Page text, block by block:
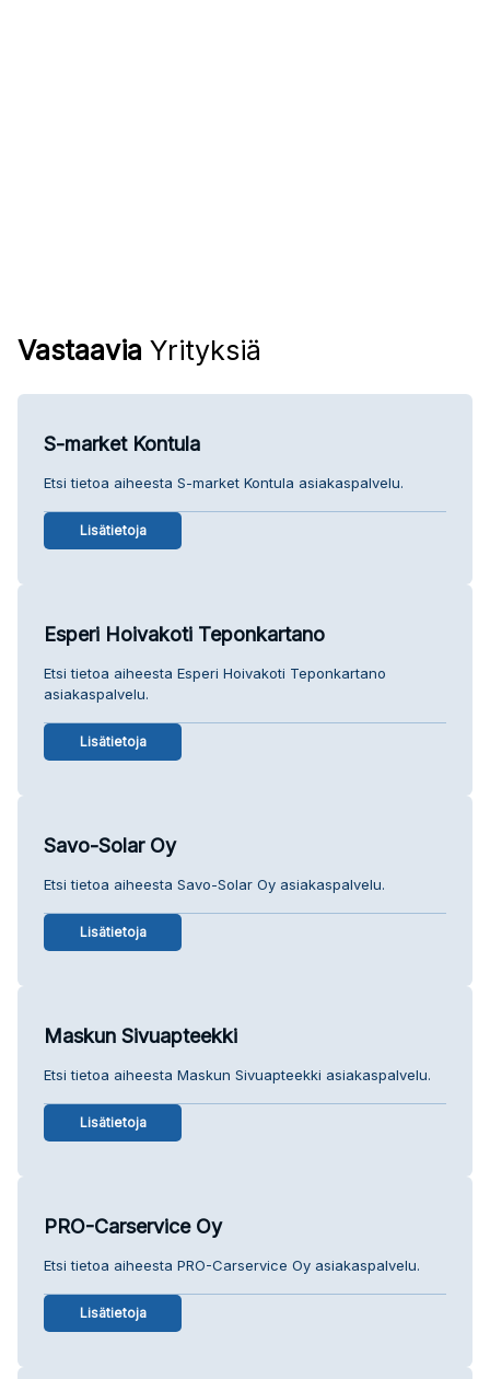
Vastaavia Yrityksiä
S-market Kontula
Etsi tietoa aiheesta S-market Kontula asiakaspalvelu.
Lisätietoja
Esperi Hoivakoti Teponkartano
Etsi tietoa aiheesta Esperi Hoivakoti Teponkartano
asiakaspalvelu.
Lisätietoja
Savo-Solar Oy
Etsi tietoa aiheesta Savo-Solar Oy asiakaspalvelu.
Lisätietoja
Maskun Sivuapteekki
Etsi tietoa aiheesta Maskun Sivuapteekki asiakaspalvelu.
Lisätietoja
PRO-Carservice Oy
Etsi tietoa aiheesta PRO-Carservice Oy asiakaspalvelu.
Lisätietoja